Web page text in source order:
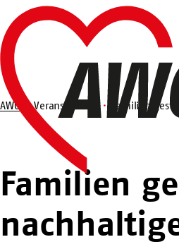
Zum
Hauptinhalt
springen
Startseite
Suche
AWO Veranstaltung Familien
Familien